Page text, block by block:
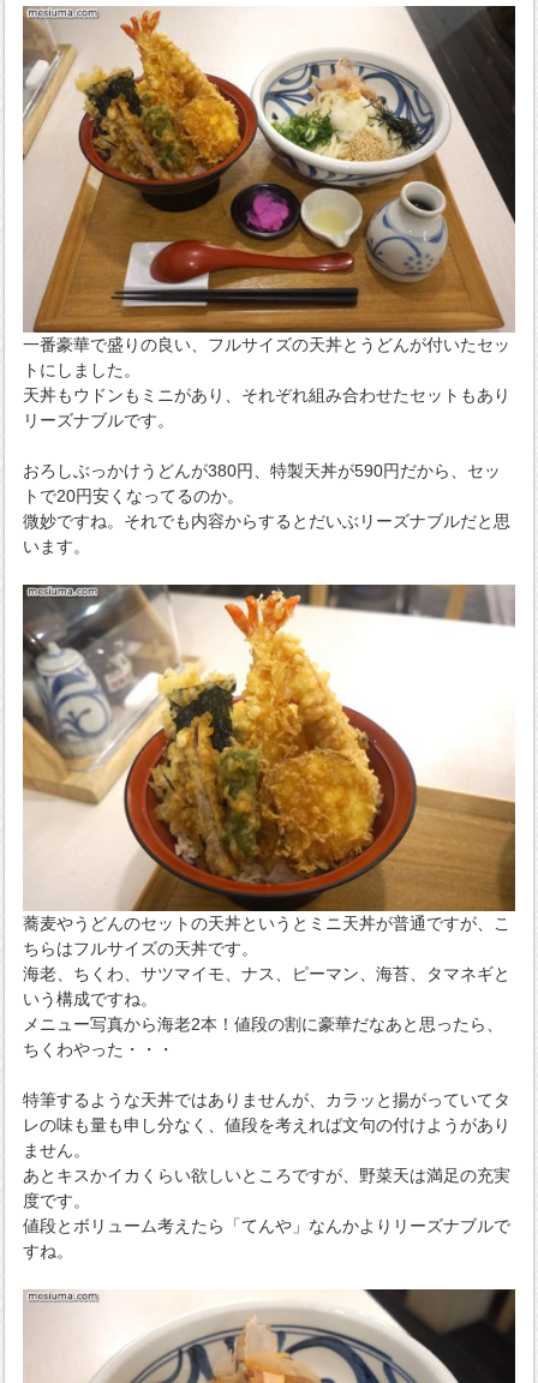
一番豪華で盛りの良い、フルサイズの天丼とうどんが付いたセッ
トにしました。
天丼もウドンもミニがあり、それぞれ組み合わせたセットもあり
リーズナブルです。
おろしぶっかけうどんが380円、特製天丼が590円だから、セッ
トで20円安くなってるのか。
微妙ですね。それでも内容からするとだいぶリーズナブルだと思
います。
蕎麦やうどんのセットの天丼というとミニ天丼が普通ですが、こ
ちらはフルサイズの天丼です。
海老、ちくわ、サツマイモ、ナス、ピーマン、海苔、タマネギと
いう構成ですね。
メニュー写真から海老2本！値段の割に豪華だなあと思ったら、
ちくわやった・・・
特筆するような天丼ではありませんが、カラッと揚がっていてタ
レの味も量も申し分なく、値段を考えれば文句の付けようがあり
ません。
あとキスかイカくらい欲しいところですが、野菜天は満足の充実
度です。
値段とボリューム考えたら「てんや」なんかよりリーズナブルで
すね。